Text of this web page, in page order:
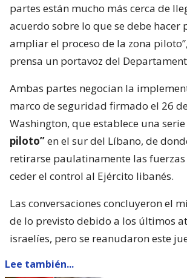
partes están mucho más cerca de
acuerdo sobre lo que se debe hacer
ampliar el proceso de la zona
prensa un portavoz del
Ambas partes negocian la
marco de seguridad firmado el 26
Washington, que establece una
piloto”en el sur del Líbano, de
retirarse paulatinamente las
ceder el control al Ejército libanés.
Las conversaciones concluyeron el
de lo previsto debido a los últimos
israelíes, pero se reanudaron este
Lee también...